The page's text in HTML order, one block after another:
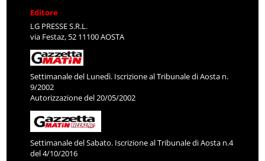
Editore
LG PRESSE S.R.L.
via Festaz, 52 11100 AOSTA
Settimanale del Lunedì. Iscrizione al Tribunale di Aosta n.
9/2002
Autorizzazione del 20/05/2002
Settimanale del Sabato. Iscrizione al Tribunale di Aosta n.4
del 4/10/2016